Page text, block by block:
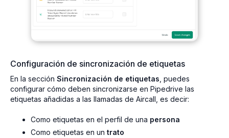
Configuración de sincronización de etiquetas
En la sección Sincronización de etiquetas , puedes
configurar cómo deben sincronizarse en Pipedrive las
etiquetas añadidas a las llamadas de Aircall, es decir:
Como etiquetas en el perfil de una persona
Como etiquetas en un trato